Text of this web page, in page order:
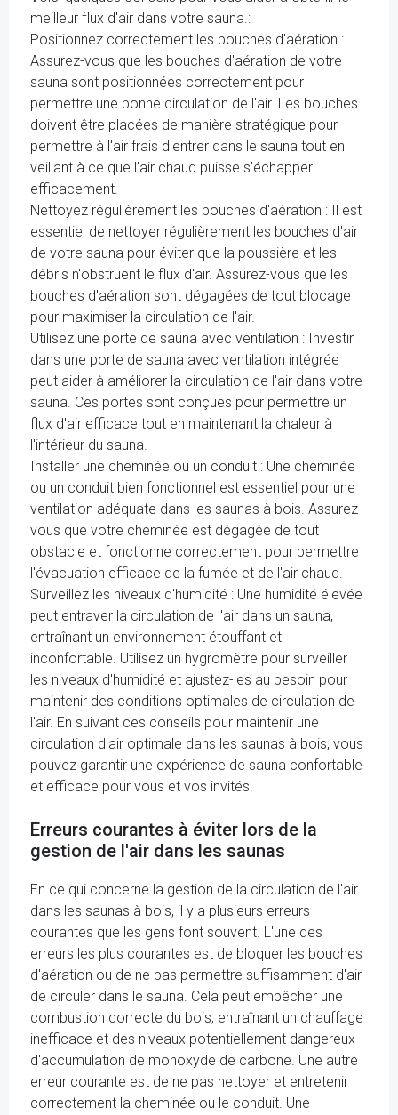
meilleur flux d'air dans votre sauna.:
Positionnez correctement les bouches d'aération :
Assurez-vous que les bouches d'aération de votre
sauna sont positionnées correctement pour
permettre une bonne circulation de l'air. Les bouches
doivent être placées de manière stratégique pour
permettre à l'air frais d'entrer dans le sauna tout en
veillant à ce que l'air chaud puisse s'échapper
efficacement.
Nettoyez régulièrement les bouches d'aération : Il est
essentiel de nettoyer régulièrement les bouches d'air
de votre sauna pour éviter que la poussière et les
débris n'obstruent le flux d'air. Assurez-vous que les
bouches d'aération sont dégagées de tout blocage
pour maximiser la circulation de l'air.
Utilisez une porte de sauna avec ventilation : Investir
dans une porte de sauna avec ventilation intégrée
peut aider à améliorer la circulation de l'air dans votre
sauna. Ces portes sont conçues pour permettre un
flux d'air efficace tout en maintenant la chaleur à
l'intérieur du sauna.
Installer une cheminée ou un conduit : Une cheminée
ou un conduit bien fonctionnel est essentiel pour une
ventilation adéquate dans les saunas à bois. Assurez-
vous que votre cheminée est dégagée de tout
obstacle et fonctionne correctement pour permettre
l'évacuation efficace de la fumée et de l'air chaud.
Surveillez les niveaux d'humidité : Une humidité élevée
peut entraver la circulation de l'air dans un sauna,
entraînant un environnement étouffant et
inconfortable. Utilisez un hygromètre pour surveiller
les niveaux d'humidité et ajustez-les au besoin pour
maintenir des conditions optimales de circulation de
l'air. En suivant ces conseils pour maintenir une
circulation d'air optimale dans les saunas à bois, vous
pouvez garantir une expérience de sauna confortable
et efficace pour vous et vos invités.
Erreurs courantes à éviter lors de la
gestion de l'air dans les saunas
En ce qui concerne la gestion de la circulation de l'air
dans les saunas à bois, il y a plusieurs erreurs
courantes que les gens font souvent. L'une des
erreurs les plus courantes est de bloquer les bouches
d'aération ou de ne pas permettre suffisamment d'air
de circuler dans le sauna. Cela peut empêcher une
combustion correcte du bois, entraînant un chauffage
inefficace et des niveaux potentiellement dangereux
d'accumulation de monoxyde de carbone. Une autre
erreur courante est de ne pas nettoyer et entretenir
correctement la cheminée ou le conduit. Une